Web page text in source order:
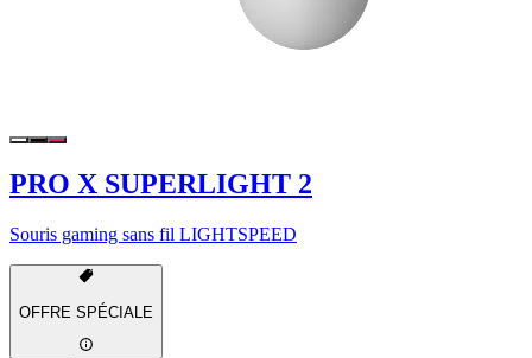
PRO X SUPERLIGHT 2
Souris gaming sans fil LIGHTSPEED
OFFRE SPÉCIALE